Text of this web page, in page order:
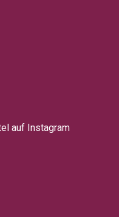
auf Instagram